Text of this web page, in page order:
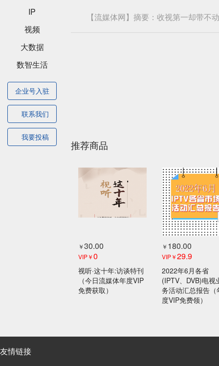
IP
视频
大数据
数智生活
企业号入驻
联系我们
我要投稿
【流媒体网】摘要：收视第一却带
推荐商品
￥30.00
VIP￥0
视听·这十年:访谈特刊
（今日流媒体年度VIP
免费获取）
￥ 180.00
VIP￥29.9
2022年6月各省
(IPTV、DVB)电视
务活动汇总报告（
度VIP免费领）
友情链接